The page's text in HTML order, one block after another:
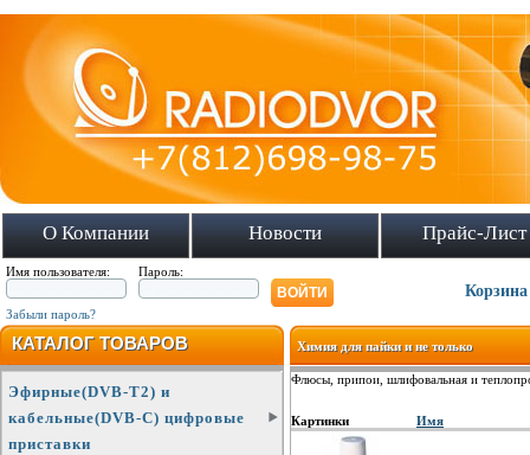
О Компании Новости Прайс-Лист
Имя пользователя: Пароль:
Забыли пароль?
Корзина
КАТАЛОГ ТОВАРОВ
Эфирные(DVB-T2) и
кабельные(DVB-C) цифровые
приставки
Химия для пайки и не только
Флюсы, припои, шлифовальная и
Картинки Имя